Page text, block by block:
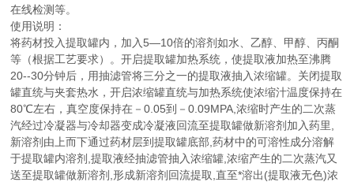
在线检测等。
使用说明：
将药材投入提取罐内，加入5—10倍的溶剂如水、乙醇、甲醇、丙酮
等（根据工艺要求）。开启提取罐加热系统，使提取液加热至沸腾
20--30分钟后，用抽滤管将三分之一的提取液抽入浓缩罐。关闭提取
罐直统与夹套热水，开启浓缩罐直统与加热系统使浓缩汁温度保持在
80℃左右，真空度保持在－0.05到－0.09MPA,浓缩时产生的二次蒸
汽经过冷凝器与冷却器变成冷凝液回流至提取罐做新溶剂加入药里,
新溶剂由上而下通过药材层到提取罐底部,药材中的可溶性成分溶解
于提取罐内溶剂,提取液经抽滤管抽入浓缩罐,浓缩产生的二次蒸汽又
送至提取罐做新溶剂,形成新溶剂回流提取,直至*溶出(提取液无色)浓